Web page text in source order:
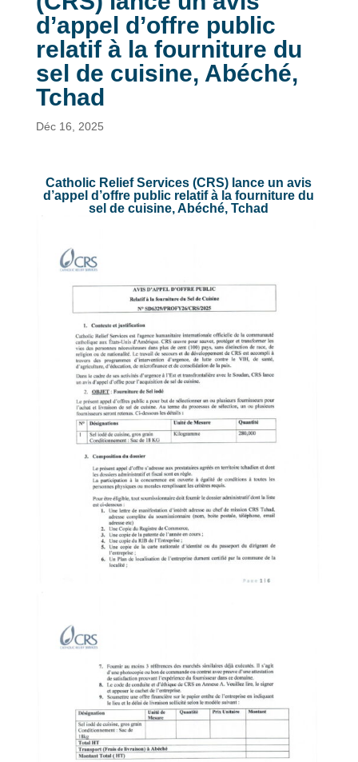
d’appel d’offre public
relatif à la fourniture du
sel de cuisine, Abéché,
Tchad
Déc 16, 2025
Catholic Relief Services (CRS) lance un avis
d’appel d’offre public relatif à la fourniture du
sel de cuisine, Abéché, Tchad